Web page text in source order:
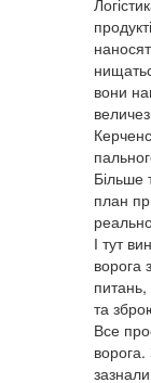
вони
Більше
план
І тут
ворога
та
Все